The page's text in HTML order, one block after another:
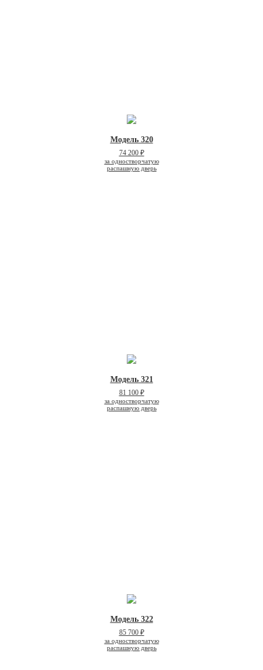
Модель 320
74 200 ₽
за одностворчатую
распашную дверь
Модель 321
81 100 ₽
за одностворчатую
распашную дверь
Модель 322
85 700 ₽
за одностворчатую
распашную дверь